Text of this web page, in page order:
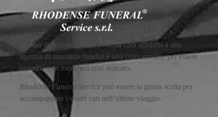
In caso di decesso di una persona cara affidarsi a una
agenzia di onoranze funebri è una consuetudine per essere
assistiti in un momento così delicato.
Rhodense Funeral Service può essere la giusta scelta per
accompagnare i vostri cari nell’ultimo viaggio.